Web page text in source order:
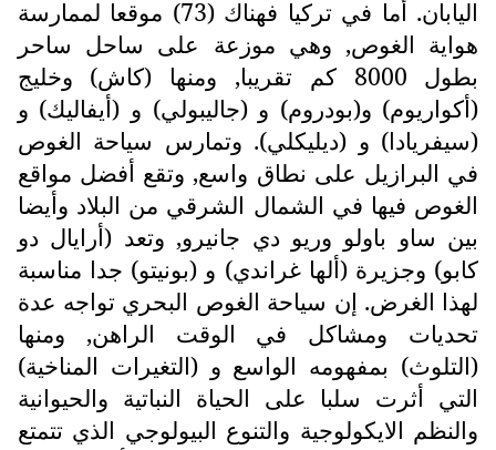
اليابان. أما في تركيا فهناك (73) موقعا لممارسة
هواية الغوص, وهي موزعة على ساحل ساحر
بطول 8000 كم تقريبا, ومنها (كاش) وخليج
(أكواريوم) و(بودروم) و (جاليبولي) و (أيفاليك) و
(سيفريادا) و (ديليكلي). وتمارس سياحة الغوص
في البرازيل على نطاق واسع, وتقع أفضل مواقع
الغوص فيها في الشمال الشرقي من البلاد وأيضا
بين ساو باولو وريو دي جانيرو, وتعد (أرايال دو
كابو) وجزيرة (ألها غراندي) و (بونيتو) جدا مناسبة
لهذا الغرض. إن سياحة الغوص البحري تواجه عدة
تحديات ومشاكل في الوقت الراهن, ومنها
(التلوث) بمفهومه الواسع و (التغيرات المناخية)
التي أثرت سلبا على الحياة النباتية والحيوانية
والنظم الايكولوجية والتنوع البيولوجي الذي تتمتع